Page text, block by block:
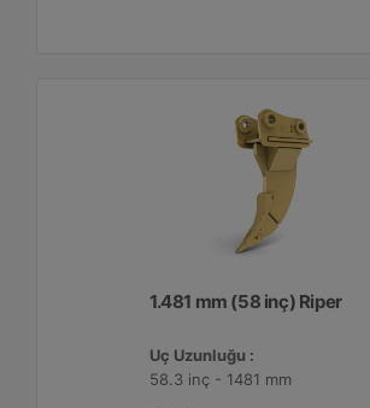
1.481 mm (58 inç) Riper
Uç Uzunluğu :
58.3 inç - 1481 mm